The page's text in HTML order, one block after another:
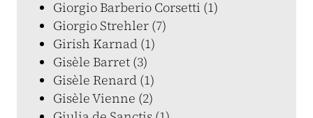
Giorgio Barberio Corsetti (1)
Giorgio Strehler (7)
Girish Karnad (1)
Gisèle Barret (3)
Gisèle Renard (1)
Gisèle Vienne (2)